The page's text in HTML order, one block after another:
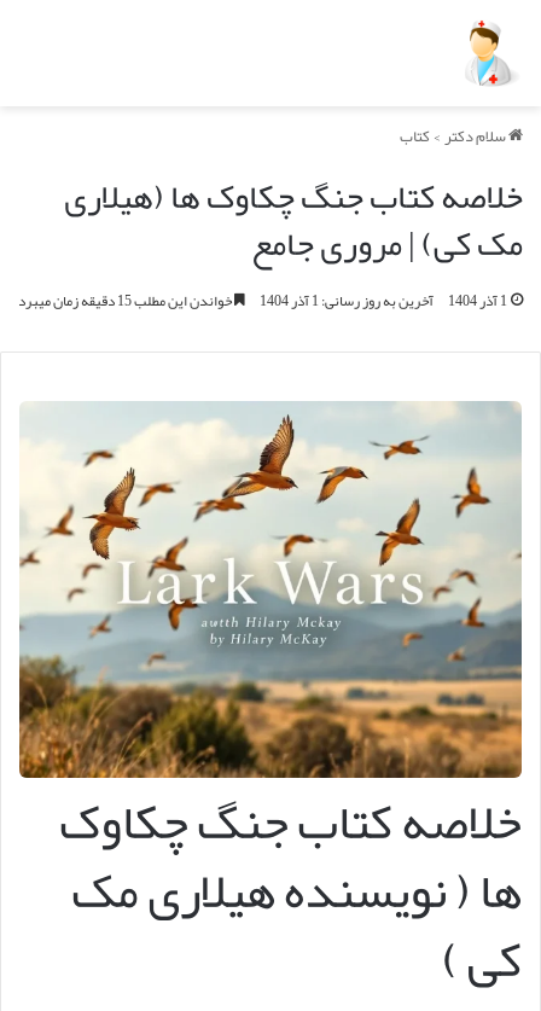
سلام دکتر>کتاب
خلاصه کتاب جنگ چکاوک ها (هیلاری
مک کی) | مروری جامع
1 آذر 1404 آخرین به روز رسانی: 1 آذر 1404 خواندن این مطلب 15 دقیقه زمان میبرد
خلاصه کتاب جنگ چکاوک
ها ( نویسنده هیلاری مک
کی )